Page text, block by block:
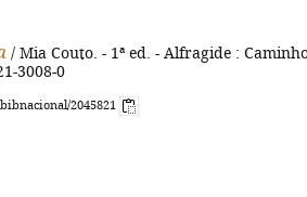
/ Mia Couto. - 1ª ed. - Alfragide :
3008-0
2045821